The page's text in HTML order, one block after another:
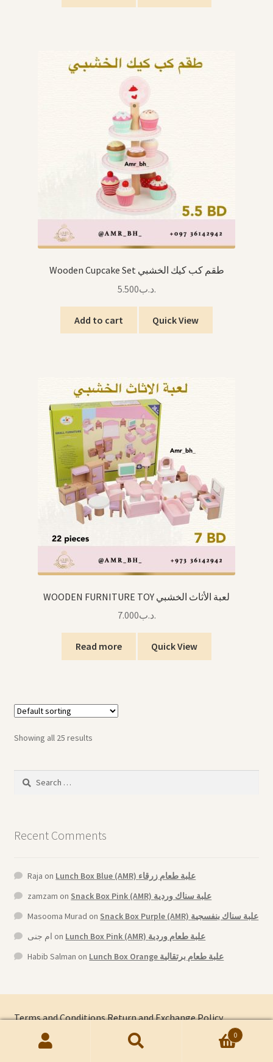
Wooden Cupcake Set طقم كب كيك الخشبي
.د.ب5.500
Add to cart Quick View
WOODEN FURNITURE TOY لعبة الأثاث الخشبي
.د.ب7.000
Read more Quick View
Showing all 25 results
Search
Recent Comments
Raja on
Lunch Box Blue (AMR) علبة طعام زرقاء
zamzam on
Snack Box Pink (AMR) علبة سناك وردية
Masooma Murad on
Snack Box Purple (AMR) علبة سناك بنفسجية
ام جنى on
Lunch Box Pink (AMR) علبة طعام وردية
Habib Salman on Lunch Box Orange علبة طعام برتقالية
Terms and ConditionsReturn and Exchange Policy
0